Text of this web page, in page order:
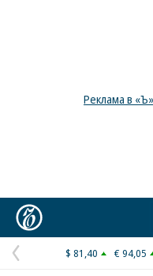
Реклама в
Предыдущая
$ 81,40 € 94,05